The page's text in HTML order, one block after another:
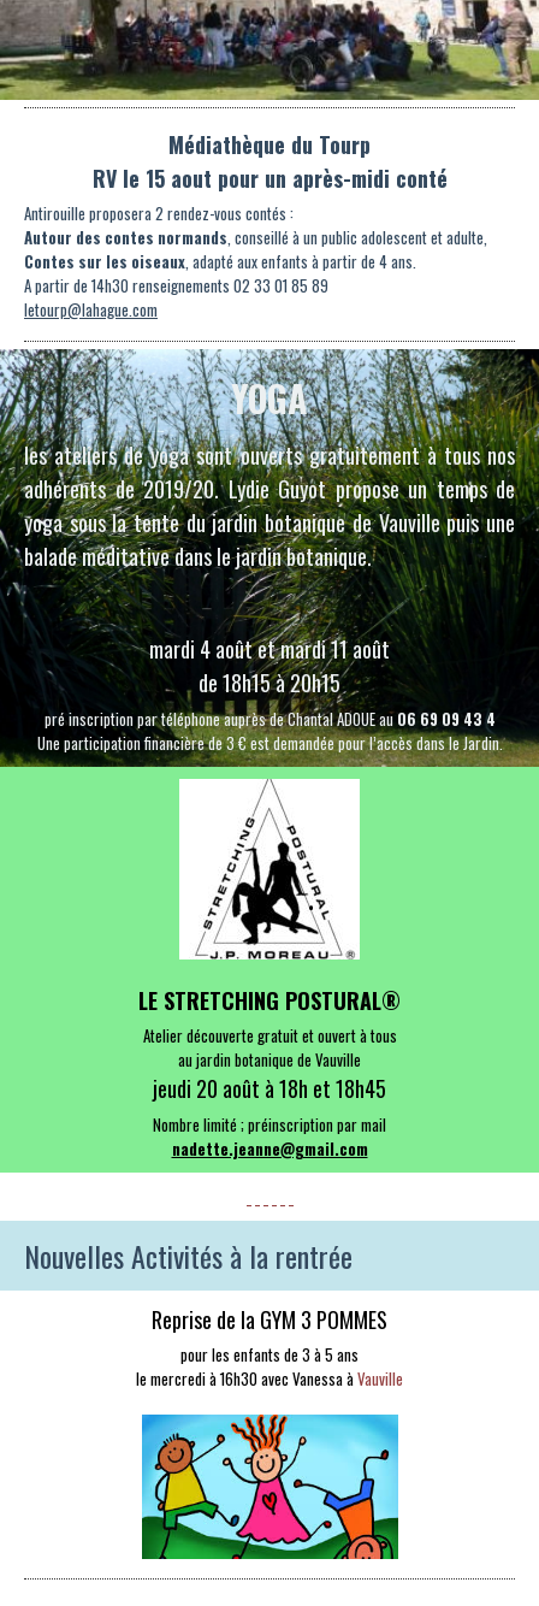
Médiathèque du Tourp
RV le 15 aout pour un après-midi conté
Antirouille proposera 2 rendez-vous contés :
Autour des contes normands, conseillé à un public adolescent et adulte,
Contes sur les oiseaux, adapté aux enfants à partir de 4 ans.
A partir de 14h30 renseignements 02 33 01 85 89
letourp@lahague.com
YOGA
les ateliers de yoga sont ouverts gratuitement à tous nos
adhérents de 2019/20. Lydie Guyot propose un temps de
yoga sous la tente du jardin botanique de Vauville puis une
balade méditative dans le jardin botanique.
mardi 4 août et mardi 11 août
de 18h15 à 20h15
pré inscription par téléphone auprès de Chantal ADOUE au06 69 09 43 4
Une participation financière de 3 € est demandée pour l’accès dans le Jardin.
LE STRETCHING POSTURAL®
Atelier découverte gratuit et ouvert à tous
au jardin botanique de Vauville
jeudi 20 août à 18h et 18h45
Nombre limité ; préinscription par mail
nadette.jeanne@gmail.com
Nouvelles Activités à la rentrée
Reprise de la GYM 3 POMMES
pour les enfants de 3 à 5 ans
le mercredi à 16h30 avec Vanessa àVauville